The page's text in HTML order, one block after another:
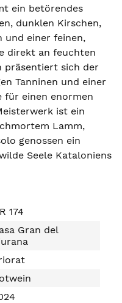
ein betörendes
dunklen Kirschen,
und einer feinen,
direkt an feuchten
präsentiert sich der
Tanninen und einer
für einen enormen
ist ein
Lamm,
genossen ein
Seele Kataloniens
174
Gran del